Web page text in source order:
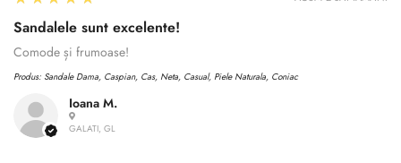
Ioana M.
GALATI, GL
Sandalele sunt excelente!
Comode și frumoase!
Produs: Sandale Dama, Caspian, Cas, Neta, Casual, Piele Naturala, Coniac
Confirm your age